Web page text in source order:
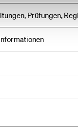
Prüfungen,